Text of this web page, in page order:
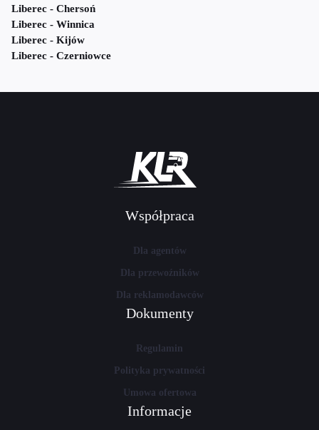
Liberec - Chersoń
Liberec - Winnica
Liberec - Kijów
Liberec - Czerniowce
Współpraca
Dla agentów
Dla przewoźników
Dla reklamodawców
Dokumenty
Regulamin
Polityka prywatności
Umowa ofertowa
Informacje